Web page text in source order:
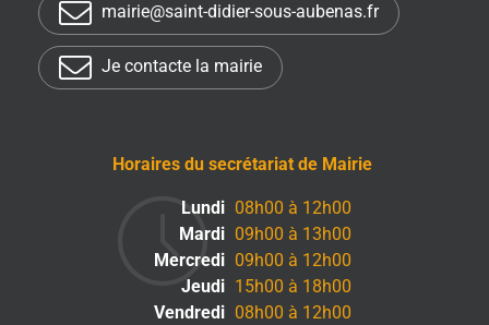
mairie@saint-didier-sous-aubenas.fr
Je contacte la mairie
Horaires du secrétariat de Mairie
Lundi 08h00 à 12h00
Mardi 09h00 à 13h00
Mercredi 09h00 à 12h00
Jeudi 15h00 à 18h00
Vendredi 08h00 à 12h00